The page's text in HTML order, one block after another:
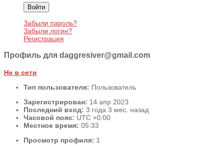
Войти
Забыли пароль?
Забыли логин?
Регистрация
Профиль для daggresiver@gmail.com
Не в сети
Тип пользователя: Пользователь
Зарегистрирован: 14 апр 2023
Последний вход: 3 года 3 мес. назад
Часовой пояс: UTC +0:00
Местное время: 05:33
Просмотр профиля: 1